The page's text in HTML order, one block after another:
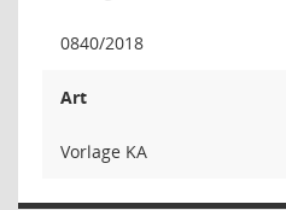
0840/2018
Art
Vorlage KA